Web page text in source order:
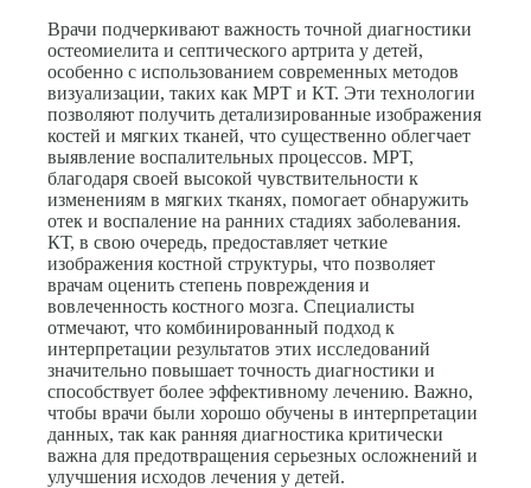
Врачи подчеркивают важность точной диагностики
остеомиелита и септического артрита у детей,
особенно с использованием современных методов
визуализации, таких как МРТ и КТ. Эти технологии
позволяют получить детализированные изображения
костей и мягких тканей, что существенно облегчает
выявление воспалительных процессов. МРТ,
благодаря своей высокой чувствительности к
изменениям в мягких тканях, помогает обнаружить
отек и воспаление на ранних стадиях заболевания.
КТ, в свою очередь, предоставляет четкие
изображения костной структуры, что позволяет
врачам оценить степень повреждения и
вовлеченность костного мозга. Специалисты
отмечают, что комбинированный подход к
интерпретации результатов этих исследований
значительно повышает точность диагностики и
способствует более эффективному лечению. Важно,
чтобы врачи были хорошо обучены в интерпретации
данных, так как ранняя диагностика критически
важна для предотвращения серьезных осложнений и
улучшения исходов лечения у детей.